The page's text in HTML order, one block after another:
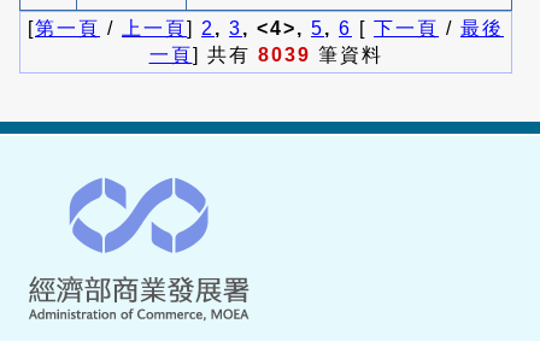
[第一頁 / 上一頁] 2 , 3, <4>, 5, 6 [ 下一頁 / 最後
一頁] 共有 8039 筆資料